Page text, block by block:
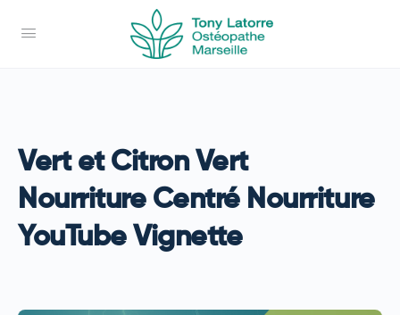
Vert et Citron Vert
Nourriture Centré Nourriture
YouTube Vignette